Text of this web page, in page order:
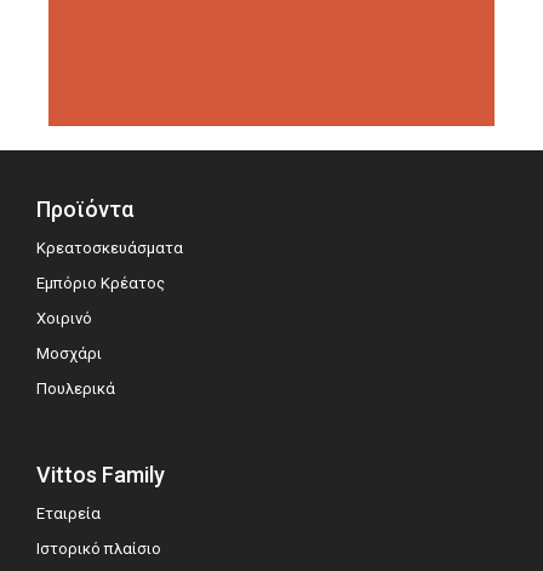
Προϊόντα
Κρεατοσκευάσματα
Εμπόριο Κρέατος
Χοιρινό
Μοσχάρι
Πουλερικά
Vittos Family
Εταιρεία
Ιστορικό πλαίσιο